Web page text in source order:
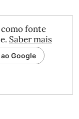
fonte
Saber mais
Google